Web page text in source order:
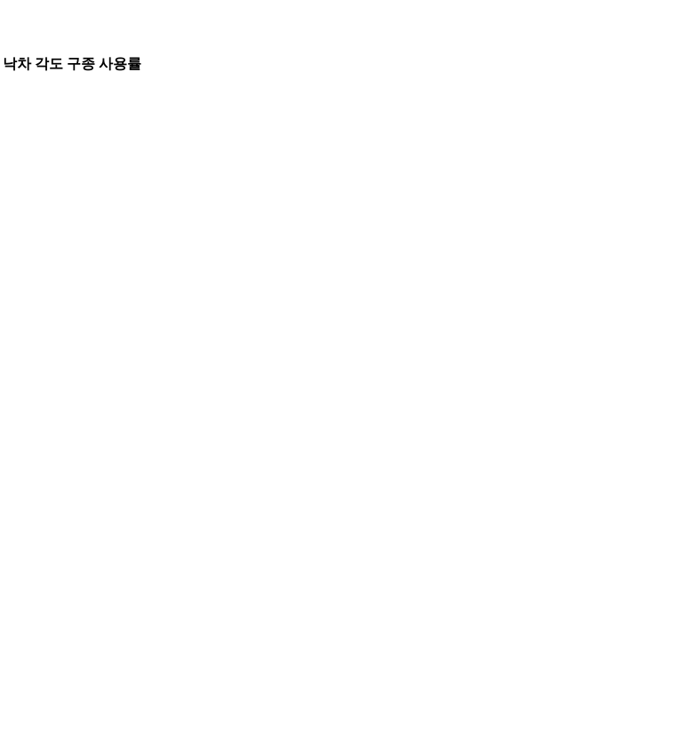
낙차 각도 구종 사용률